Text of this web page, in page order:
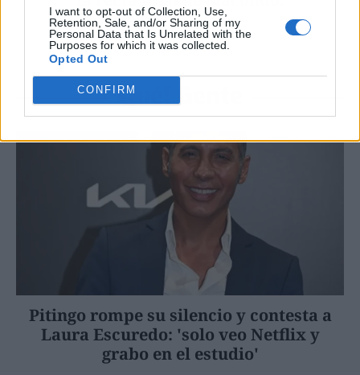
I want to opt-out of Collection, Use,
Retention, Sale, and/or Sharing of my
Personal Data that Is Unrelated with the
Purposes for which it was collected.
Opted Out
CONFIRM Gente
Pitingo rompe su silencio y contesta a
Laura Escuredo: 'solo veo Netflix y
grabo en el estudio'